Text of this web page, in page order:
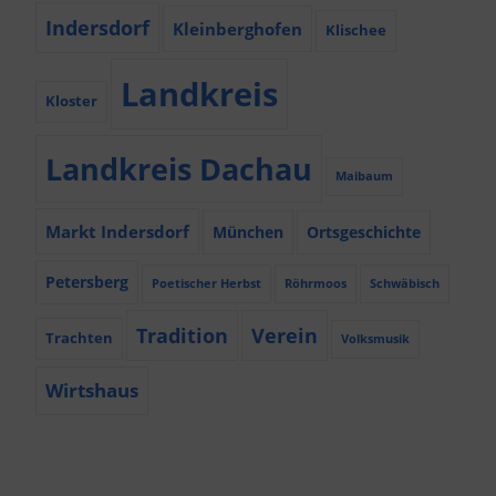
Indersdorf Kleinberghofen Klischee
Kloster Landkreis
Landkreis Dachau Maibaum
Markt Indersdorf München Ortsgeschichte
Petersberg Poetischer Herbst Röhrmoos Schwäbisch
Trachten Tradition Verein Volksmusik
Wirtshaus